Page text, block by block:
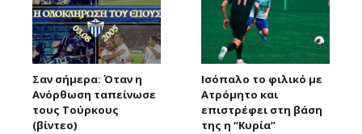
Σαν σήμερα: Όταν η
Ανόρθωση ταπείνωσε
τους Τούρκους
(βίντεο)
Ισόπαλο το φιλικό με
Ατρόμητο και
επιστρέφει στη βάση
της η “Κυρία”